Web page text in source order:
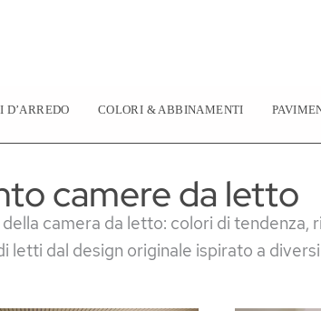
D’ARREDO COLORI & ABBINAMENTI
camere da letto
camera da letto: colori di tendenza,
letti dal design originale ispirato a